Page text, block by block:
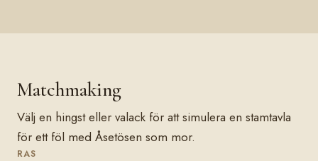
Matchmaking
Välj en hingst eller valack för att simulera en stamtavla
för ett föl med Åsetösen som mor.
RAS